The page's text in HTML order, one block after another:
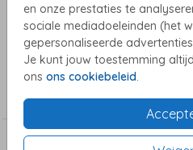
en onze prestaties te
sociale mediadoeleinden (het
gepersonaliseerde
Je kunt jouw toestemming
ons ons cookiebeleid.
Dankzij het genderneutrale ontwerp is
jongens als meisjes. Ideaal voor ouders
unieke uitstraling.
Pas het ontwerp eenvoudig aan in onze
helemaal naar jouw wens.
Toon meer
Collectie
Genderneutrale geboortekaartjes